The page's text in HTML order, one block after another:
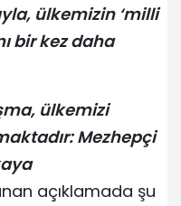
ülkemizin ‘milli
bir kez daha
ülkemizi
Mezhepçi
açıklamada şu